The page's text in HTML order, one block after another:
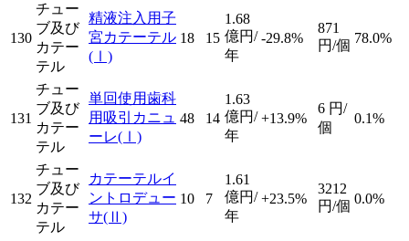
130
チュー
ブ及び
カテー
テル
精液注入用子
宮カテーテル
(Ⅰ)
18 15
1.68
億円/
年
-29.8%
871
円/個 78.0%
131
チュー
ブ及び
カテー
テル
単回使用歯科
用吸引カニュ
ーレ(Ⅰ)
48 14
1.63
億円/
年
+13.9%
6 円/
個
0.1%
132
チュー
ブ及び
カテー
テル
カテーテルイ
ントロデュー
サ(Ⅱ)
10 7
1.61
億円/
年
+23.5%
3212
円/個 0.0%